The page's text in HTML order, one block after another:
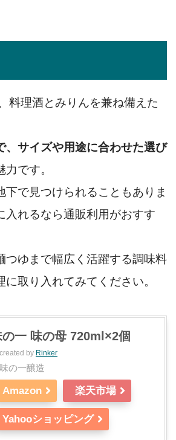
料理酒とみりんを兼ね備えた
、サイズや用途に合わせた選び
力です。
下で見つけられることもありま
入れるなら通販利用がおすす
つゆまで幅広く活躍する調味料
に取り入れてみてください。
の一 味の母 720ml×2個
created by Rinker
味の一醸造
Amazon 楽天市場
Yahooショッピング